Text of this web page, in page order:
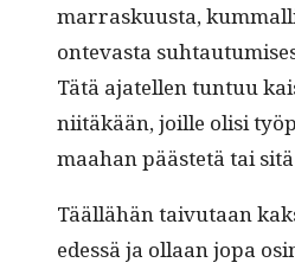
mar­rasku­us­ta,
on­tev­as­ta
Tätä ajatellen tun­tuu
niitäkään, joille olisi
maa­han päästetä tai
Tääl­lähän taivu­taan
edessä ja ollaan jopa